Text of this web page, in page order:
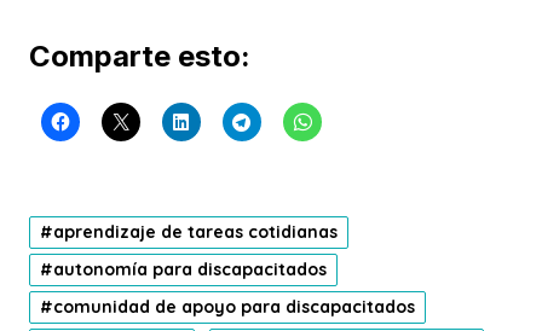
Comparte esto:
aprendizaje de tareas cotidianas
autonomía para discapacitados
comunidad de apoyo para discapacitados